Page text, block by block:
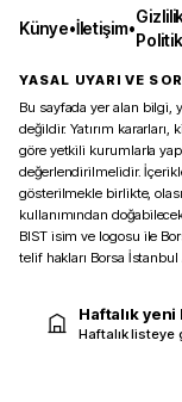
Künye•İletişim•
YASAL UYARI VE
Bu sayfada yer alan bilgi,
değildir. Yatırım
göre yetkili kurumlarla
değerlendirilmelidir.
gösterilmekle birlikte,
kullanımından
BIST isim ve logosu ile
telif hakları Borsa İstanbul
Haftalık
Haftalık listeye